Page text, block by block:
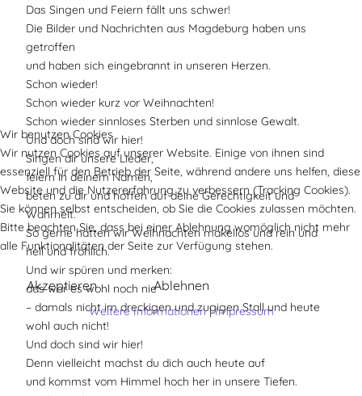
Das Singen und Feiern fällt uns schwer!
Die Bilder und Nachrichten aus Magdeburg haben uns
getroffen
und haben sich eingebrannt in unseren Herzen.
Schon wieder!
Schon wieder kurz vor Weihnachten!
Schon wieder sinnloses Sterben und sinnlose Gewalt.
Und doch sind wir hier!
Singen dir unsere Lieder,
feiern in deinem Namen,
beten zu dir und hoffen auf deine Gerechtigkeit und
Wahrheit.
So gerne hätten wir Weihnachten makellos und rein und
hell und fröhlich.
Und wir spüren und merken:
das war es wohl noch nie
– damals nicht im dreckigen und zugigen Stall und heute
wohl auch nicht!
Und doch sind wir hier!
Denn vielleicht machst du dich auch heute auf
und kommst vom Himmel hoch her in unsere Tiefen.
Wir benutzen Cookies
Wir nutzen Cookies auf unserer Website. Einige von ihnen sind
essenziell für den Betrieb der Seite, während andere uns helfen, diese
Website und die Nutzererfahrung zu verbessern (Tracking Cookies).
Sie können selbst entscheiden, ob Sie die Cookies zulassen möchten.
Bitte beachten Sie, dass bei einer Ablehnung womöglich nicht mehr
alle Funktionalitäten der Seite zur Verfügung stehen.
Akzeptieren Ablehnen
Weitere Informationen|Impressum